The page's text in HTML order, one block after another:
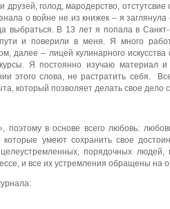
друзей, голод, мародерство,
о войне не из книжек – я
выбраться. В 13 лет я попала в
и поверили в меня. Я много
далее – лицей кулинарного
Я постоянно изучаю материал
этого слова, не растратить себя.
который позволяет делать свое дело
поэтому в основе всего любовь:
умеют сохранить свое
порядочных людей,
и все их устремления обращены на